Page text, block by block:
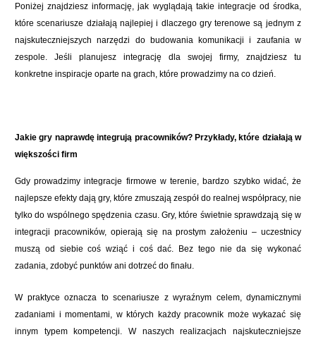
Poniżej znajdziesz informację, jak wyglądają takie integracje od środka,
które scenariusze działają najlepiej i dlaczego gry terenowe są jednym z
najskuteczniejszych narzędzi do budowania komunikacji i zaufania w
zespole. Jeśli planujesz integrację dla swojej firmy, znajdziesz tu
konkretne inspiracje oparte na grach, które prowadzimy na co dzień.
Jakie gry naprawdę integrują pracowników? Przykłady, które działają w
większości firm
Gdy prowadzimy integracje firmowe w terenie, bardzo szybko widać, że
najlepsze efekty dają gry, które zmuszają zespół do realnej współpracy, nie
tylko do wspólnego spędzenia czasu. Gry, które świetnie sprawdzają się w
integracji pracowników, opierają się na prostym założeniu – uczestnicy
muszą od siebie coś wziąć i coś dać. Bez tego nie da się wykonać
zadania, zdobyć punktów ani dotrzeć do finału.
W praktyce oznacza to scenariusze z wyraźnym celem, dynamicznymi
zadaniami i momentami, w których każdy pracownik może wykazać się
innym typem kompetencji. W naszych realizacjach najskuteczniejsze